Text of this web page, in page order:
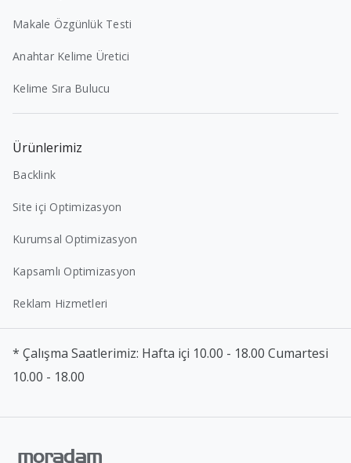
Makale Özgünlük Testi
Anahtar Kelime Üretici
Kelime Sıra Bulucu
Ürünlerimiz
Backlink
Site içi Optimizasyon
Kurumsal Optimizasyon
Kapsamlı Optimizasyon
Reklam Hizmetleri
* Çalışma Saatlerimiz: Hafta içi 10.00 - 18.00 Cumartesi
10.00 - 18.00